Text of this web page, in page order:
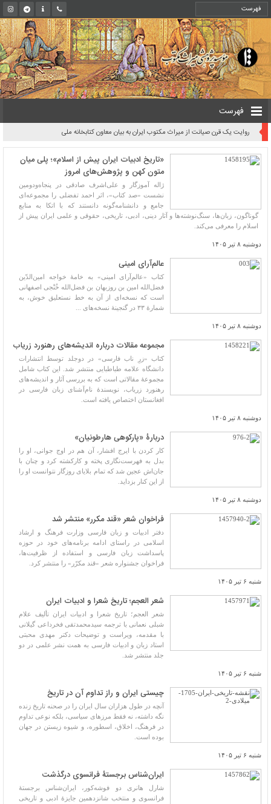
فهرست
روایت یک قرن صیانت از میراث مکتوب ایران به بیان معاون کتابخانه ملی
«تاریخ ادبیات ایران پیش از اسلام»؛ پلی میان
متون کهن و پژوهش‌های امروز
ژاله آموزگار و علی‌اشرف صادقی در پنجاه‌ودومین
نشست «صد کتاب»، اثر احمد تفضلی را مجموعه‌ای
جامع و دانشنامه‌گونه دانستند که با اتکا به منابع
گوناگون، زبان‌ها، سنگ‌نوشته‌ها و آثار دینی، ادبی، تاریخی، حقوقی و علمی ایران پیش از
اسلام را معرفی می‌کند.
دوشنبه ۸ تیر ۱۴۰۵
عالم‌آرای امینی
کتاب «عالم‌آرای امینی» به خامۀ خواجه امین‌الدّین
فضل‌الله امین بن روزبهان بن فضل‌الله خُنْجی اصفهانی
است که نسخه‌ای از آن به خط نستعلیق خوش، به
شمارۀ ٣٣ در گنجینۀ نسخه‌های ...
دوشنبه ۸ تیر ۱۴۰۵
مجموعه مقالات درباره اندیشه‌های رهنورد زریاب
کتاب «زرِ ناب فارسی» در دوجلد توسط انتشارات
دانشگاه علامه طباطبایی منتشر شد. این کتاب شامل
مجموعۀ مقالاتی است که به بررسی آثار و اندیشه‌های
رهنورد زریاب، نویسندۀ نام‌آشنای زبان فارسی در
افغانستان اختصاص یافته است.
دوشنبه ۸ تیر ۱۴۰۵
دربارۀ «پارکوهی هارطونیان»
کار کردن با ایرج افشار، آن هم در اوج جوانی، او را
بدل به فهرست‌نگاری پخته و کارکشته کرد و چنان با
جان‌اش عجین شد که تمام بلایای روزگار نتوانست او را
از این کنار بزداید.
دوشنبه ۸ تیر ۱۴۰۵
فراخوان شعر «قند مکرر» منتشر شد
دفتر ادبیات و زبان فارسی وزارت فرهنگ و ارشاد
اسلامی در راستای ادامه برنامه‌های خود در حوزه
پاسداشت زبان فارسی و استفاده از ظرفیت‌ها،
فراخوان جشنواره شعر «قند مکرّر» را منتشر کرد.
شنبه ۶ تیر ۱۴۰۵
شعر العجم؛ تاریخ شعرا و ادبیات ایران
شعر العجم؛ تاریخ شعرا و ادبیات ایران تألیف علام
شبلی نعمانی با ترجمه سیدمحمدتقی فخرداعی گیلانی
با مقدمه، ویراست و توضیحات دکتر مهدی محبتی
استاد زبان و ادبیات فارسی به همت نشر علمی در دو
جلد منتشر شد.
شنبه ۶ تیر ۱۴۰۵
چیستی ایران و راز تداوم آن در تاریخ
آنچه در طول هزاران سال ایران را در صحنه تاریخ زنده
نگه داشته، نه فقط مرزهای سیاسی، بلکه نوعی تداوم
در فرهنگ، اخلاق، اسطوره، و شیوه زیستن در جهان
بوده است.
شنبه ۶ تیر ۱۴۰۵
ایران‌شناس برجستۀ فرانسوی درگذشت
شارل هانری دو فوشه‌کور، ایران‌شناس برجستۀ
فرانسوی و منتخب شانزدهمین جایزۀ ادبی و تاریخی